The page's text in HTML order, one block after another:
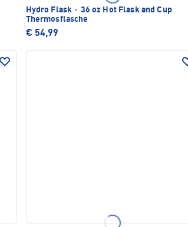
Hydro Flask · 36 oz Hot Flask and Cup
Thermosflasche
€ 54,99